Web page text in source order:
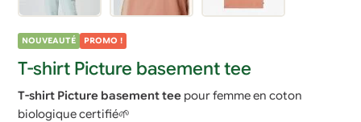
NOUVEAUTÉ PROMO !
T-shirt Picture basement tee
T-shirt Picture basement tee pour femme en coton
biologique certifié🌱